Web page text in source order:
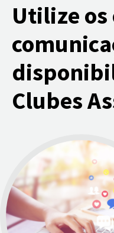
Utilize os
Clubes